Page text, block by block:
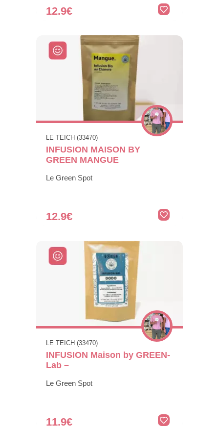
12.9€
LE TEICH (33470)
INFUSION MAISON BY
GREEN MANGUE
Le Green Spot
12.9€
LE TEICH (33470)
INFUSION Maison by GREEN-
Lab –
Le Green Spot
11.9€